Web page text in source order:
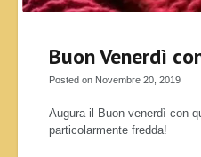
Buon Venerdì
Posted on Novembre 20, 2019
Augura il Buon venerdì con
particolarmente fredda!